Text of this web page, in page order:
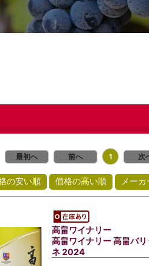
最初へ 前へ 1 次
高畠ワイナリー
高畠ワイナリー 高畠バ
ネ 2024